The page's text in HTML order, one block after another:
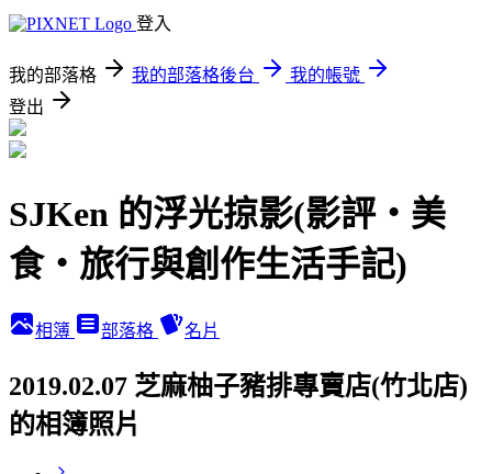
登入
我的部落格 我的部落格後台
我的帳號
登出
SJKen 的浮光掠影(影評‧美
食‧旅行與創作生活手記)
相簿 部落格 名片
2019.02.07 芝麻柚子豬排專賣店(竹北店)
的相簿照片